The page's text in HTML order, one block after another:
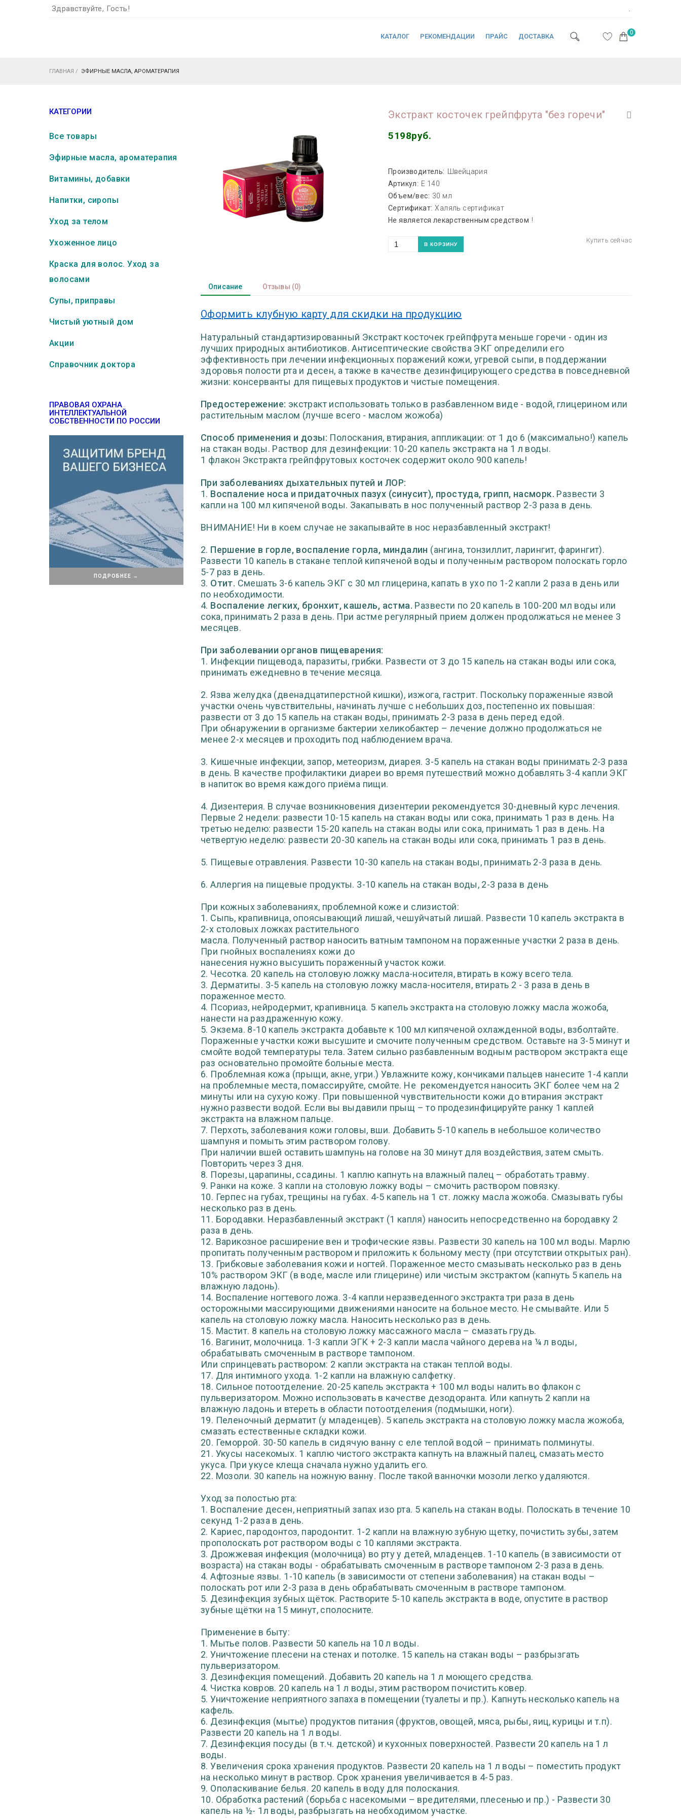
Здравствуйте, Гость! .
КАТАЛОГ РЕКОМЕНДАЦИИ ПРАЙС ДОСТАВКА 0
ГЛАВНАЯ / ЭФИРНЫЕ МАСЛА, АРОМАТЕРАПИЯ
Экстракт косточек грейпфрута "без горечи"
5198руб.
Производитель:
Швейцария
Артикул: Е 140
Объем/вес: 30 мл
Сертификат: Халяль сертификат
Не является лекарственным средством !
Описание Отзывы (0)
Оформить клубную карту для скидки на продукцию
Натуральный стандартизированный Экстракт косточек грейпфрута меньше горечи - один из
лучших природных антибиотиков. Антисептические свойства ЭКГ определили его
эффективность при лечении инфекционных поражений кожи, угревой сыпи, в поддержании
здоровья полости рта и десен, а также в качестве дезинфицирующего средства в повседневной
жизни: консерванты для пищевых продуктов и чистые помещения.
Предостережение: экстракт использовать только в разбавленном виде - водой, глицерином или
растительным маслом (лучше всего - маслом жожоба)
Способ применения и дозы: Полоскания, втирания, аппликации: от 1 до 6 (максимально!) капель
на стакан воды. Раствор для дезинфекции: 10-20 капель экстракта на 1 л воды.
1 флакон Экстракта грейпфрутовых косточек содержит около 900 капель!
При заболеваниях дыхательных путей и ЛОР:
1. Воспаление носа и придаточных пазух (синусит), простуда, грипп, насморк. Развести 3
капли на 100 мл кипяченой воды. Закапывать в нос полученный раствор 2-3 раза в день.
ВНИМАНИЕ! Ни в коем случае не закапывайте в нос неразбавленный экстракт!
2. Першение в горле, воспаление горла, миндалин (ангина, тонзиллит, ларингит, фарингит).
Развести 10 капель в стакане теплой кипяченой воды и полученным раствором полоскать горло
5-7 раз в день.
3. Отит. Смешать 3-6 капель ЭКГ с 30 мл глицерина, капать в ухо по 1-2 капли 2 раза в день или
по необходимости.
4. Воспаление легких, бронхит, кашель, астма. Развести по 20 капель в 100-200 мл воды или
сока, принимать 2 раза в день. При астме регулярный прием должен продолжаться не менее 3
месяцев.
При заболевании органов пищеварения:
1. Инфекции пищевода, паразиты, грибки. Развести от 3 до 15 капель на стакан воды или сока,
принимать ежедневно в течение месяца.
2. Язва желудка (двенадцатиперстной кишки), изжога, гастрит. Поскольку пораженные язвой
участки очень чувствительны, начинать лучше с небольших доз, постепенно их повышая:
развести от 3 до 15 капель на стакан воды, принимать 2-3 раза в день перед едой.
При обнаружении в организме бактерии хеликобактер – лечение должно продолжаться не
менее 2-х месяцев и проходить под наблюдением врача.
3. Кишечные инфекции, запор, метеоризм, диарея. 3-5 капель на стакан воды принимать 2-3 раза
в день. В качестве профилактики диареи во время путешествий можно добавлять 3-4 капли ЭКГ
в напиток во время каждого приёма пищи.
4. Дизентерия. В случае возникновения дизентерии рекомендуется 30-дневный курс лечения.
Первые 2 недели: развести 10-15 капель на стакан воды или сока, принимать 1 раз в день. На
третью неделю: развести 15-20 капель на стакан воды или сока, принимать 1 раз в день. На
четвертую неделю: развести 20-30 капель на стакан воды или сока, принимать 1 раз в день.
5. Пищевые отравления. Развести 10-30 капель на стакан воды, принимать 2-3 раза в день.
6. Аллергия на пищевые продукты. 3-10 капель на стакан воды, 2-3 раза в день
При кожных заболеваниях, проблемной коже и слизистой:
1. Сыпь, крапивница, опоясывающий лишай, чешуйчатый лишай. Развести 10 капель экстракта в
2-х столовых ложках растительного
масла. Полученный раствор наносить ватным тампоном на пораженные участки 2 раза в день.
При гнойных воспалениях кожи до
нанесения нужно высушить пораженный участок кожи.
2. Чесотка. 20 капель на столовую ложку масла-носителя, втирать в кожу всего тела.
3. Дерматиты. 3-5 капель на столовую ложку масла-носителя, втирать 2 - 3 раза в день в
пораженное место.
4. Псориаз, нейродермит, крапивница. 5 капель экстракта на столовую ложку масла жожоба,
нанести на раздраженную кожу.
5. Экзема. 8-10 капель экстракта добавьте к 100 мл кипяченой охлажденной воды, взболтайте.
Пораженные участки кожи высушите и смочите полученным средством. Оставьте на 3-5 минут и
смойте водой температуры тела. Затем сильно разбавленным водным раствором экстракта еще
раз основательно промойте больные места.
6. Проблемная кожа (прыщи, акне, угри.) Увлажните кожу, кончиками пальцев нанесите 1-4 капли
на проблемные места, помассируйте, смойте. Не рекомендуется наносить ЭКГ более чем на 2
минуты или на сухую кожу. При повышенной чувствительности кожи до втирания экстракт
нужно развести водой. Если вы выдавили прыщ – то продезинфицируйте ранку 1 каплей
экстракта на влажном пальце.
7. Перхоть, заболевания кожи головы, вши. Добавить 5-10 капель в небольшое количество
шампуня и помыть этим раствором голову.
При наличии вшей оставить шампунь на голове на 30 минут для воздействия, затем смыть.
Повторить через 3 дня.
8. Порезы, царапины, ссадины. 1 каплю капнуть на влажный палец – обработать травму.
9. Ранки на коже. 3 капли на столовую ложку воды – смочить раствором повязку.
10. Герпес на губах, трещины на губах. 4-5 капель на 1 ст. ложку масла жожоба. Смазывать губы
несколько раз в день.
11. Бородавки. Неразбавленный экстракт (1 капля) наносить непосредственно на бородавку 2
раза в день.
12. Варикозное расширение вен и трофические язвы. Развести 30 капель на 100 мл воды. Марлю
пропитать полученным раствором и приложить к больному месту (при отсутствии открытых ран).
13. Грибковые заболевания кожи и ногтей. Пораженное место смазывать несколько раз в день
10% раствором ЭКГ (в воде, масле или глицерине) или чистым экстрактом (капнуть 5 капель на
влажную ладонь).
14. Воспаление ногтевого ложа. 3-4 капли неразведенного экстракта три раза в день
осторожными массирующими движениями наносите на больное место. Не смывайте. Или 5
капель на столовую ложку масла. Наносить несколько раз в день.
15. Мастит. 8 капель на столовую ложку массажного масла – смазать грудь.
16. Вагинит, молочница. 1-3 капли ЭГК + 2-3 капли масла чайного дерева на ¼ л воды,
обрабатывать смоченным в растворе тампоном.
Или спринцевать раствором: 2 капли экстракта на стакан теплой воды.
17. Для интимного ухода. 1-2 капли на влажную салфетку.
18. Сильное потоотделение. 20-25 капель экстракта + 100 мл воды налить во флакон с
пульверизатором. Можно использовать в качестве дезодоранта. Или капнуть 2 капли на
влажную ладонь и втереть в области потоотделения (подмышки, ноги).
19. Пеленочный дерматит (у младенцев). 5 капель экстракта на столовую ложку масла жожоба,
смазать естественные складки кожи.
20. Геморрой. 30-50 капель в сидячую ванну с еле теплой водой – принимать полминуты.
21. Укусы насекомых. 1 каплю чистого экстракта капнуть на влажный палец, смазать место
укуса. При укусе клеща сначала нужно удалить его.
22. Мозоли. 30 капель на ножную ванну. После такой ванночки мозоли легко удаляются.
Уход за полостью рта:
1. Воспаление десен, неприятный запах изо рта. 5 капель на стакан воды. Полоскать в течение 10
секунд 1-2 раза в день.
2. Кариес, пародонтоз, пародонтит. 1-2 капли на влажную зубную щетку, почистить зубы, затем
прополоскать рот раствором воды с 10 каплями экстракта.
3. Дрожжевая инфекция (молочница) во рту у детей, младенцев. 1-10 капель (в зависимости от
возраста) на стакан воды - обрабатывать смоченным в растворе тампоном 2-3 раза в день.
4. Афтозные язвы. 1-10 капель (в зависимости от степени заболевания) на стакан воды –
полоскать рот или 2-3 раза в день обрабатывать смоченным в растворе тампоном.
5. Дезинфекция зубных щёток. Растворите 5-10 капель экстракта в воде, опустите в раствор
зубные щётки на 15 минут, сполосните.
Применение в быту:
1. Мытье полов. Развести 50 капель на 10 л воды.
2. Уничтожение плесени на стенах и потолке. 15 капель на стакан воды – разбрызгать
пульверизатором.
3. Дезинфекция помещений. Добавить 20 капель на 1 л моющего средства.
4. Чистка ковров. 20 капель на 1 л воды, этим раствором почистить ковер.
5. Уничтожение неприятного запаха в помещении (туалеты и пр.). Капнуть несколько капель на
кафель.
6. Дезинфекция (мытье) продуктов питания (фруктов, овощей, мяса, рыбы, яиц, курицы и т.п).
Развести 20 капель на 1 л воды.
7. Дезинфекция посуды (в т.ч. детской) и кухонных поверхностей. Развести 20 капель на 1 л
воды.
8. Увеличения срока хранения продуктов. Развести 20 капель на 1 л воды – поместить продукт
на несколько минут в раствор. Срок хранения увеличивается в 4-5 раз.
9. Ополаскивание белья. 20 капель в воду для полоскания.
10. Обработка растений (борьба с насекомыми – вредителями, плесенью и пр.) - Развести 30
капель на ½- 1л воды, разбрызгать на необходимом участке.
КАТЕГОРИИ
Все товары
Эфирные масла, ароматерапия
Витамины, добавки
Напитки, сиропы
Уход за телом
Ухоженное лицо
Краска для волос. Уход за
волосами
Супы, приправы
Чистый уютный дом
Акции
Справочник доктора
ПРАВОВАЯ ОХРАНА
ИНТЕЛЛЕКТУАЛЬНОЙ
СОБСТВЕННОСТИ ПО РОССИИ
ПОДРОБНЕЕ →